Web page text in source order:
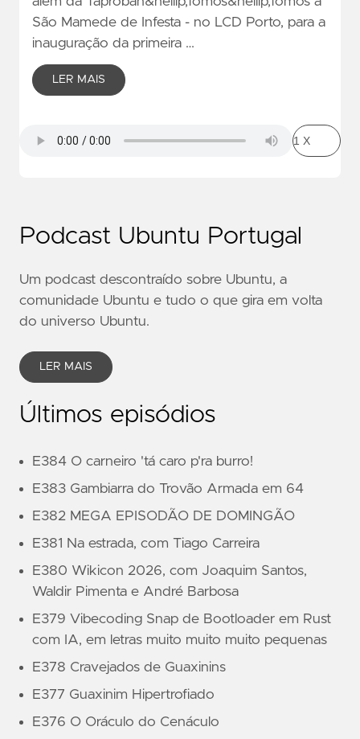
São Mamede de Infesta - no LCD Porto, para a
inauguração da primeira …
LER MAIS
Podcast Ubuntu Portugal
Um podcast descontraído sobre Ubuntu, a
comunidade Ubuntu e tudo o que gira em volta
do universo Ubuntu.
LER MAIS
Últimos episódios
E384 O carneiro 'tá caro p'ra burro!
E383 Gambiarra do Trovão Armada em 64
E382 MEGA EPISODÃO DE DOMINGÃO
E381 Na estrada, com Tiago Carreira
E380 Wikicon 2026, com Joaquim Santos,
Waldir Pimenta e André Barbosa
E379 Vibecoding Snap de Bootloader em Rust
com IA, em letras muito muito muito pequenas
E378 Cravejados de Guaxinins
E377 Guaxinim Hipertrofiado
E376 O Oráculo do Cenáculo